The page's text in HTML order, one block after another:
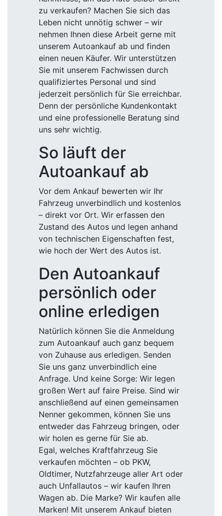
zu verkaufen? Machen Sie sich das
Leben nicht unnötig schwer – wir
nehmen Ihnen diese Arbeit gerne mit
unserem Autoankauf ab und finden
einen neuen Käufer. Wir unterstützen
Sie mit unserem Fachwissen durch
qualifiziertes Personal und sind
jederzeit persönlich für Sie erreichbar.
Denn der persönliche Kundenkontakt
und eine professionelle Beratung sind
uns sehr wichtig.
So läuft der
Autoankauf ab
Vor dem Ankauf bewerten wir Ihr
Fahrzeug unverbindlich und kostenlos
– direkt vor Ort. Wir erfassen den
Zustand des Autos und legen anhand
von technischen Eigenschaften fest,
wie hoch der Wert des Autos ist.
Den Autoankauf
persönlich oder
online erledigen
Natürlich können Sie die Anmeldung
zum Autoankauf auch ganz bequem
von Zuhause aus erledigen. Senden
Sie uns ganz unverbindlich eine
Anfrage. Und keine Sorge: Wir legen
großen Wert auf faire Preise. Sind wir
anschließend auf einen gemeinsamen
Nenner gekommen, können Sie uns
entweder das Fahrzeug bringen, oder
wir holen es gerne für Sie ab.
Egal, welches Kraftfahrzeug Sie
verkaufen möchten – ob PKW,
Oldtimer, Nutzfahrzeuge aller Art oder
auch Unfallautos – wir kaufen Ihren
Wagen ab. Die Marke? Wir kaufen alle
Marken! Mit unserem Ankauf bieten